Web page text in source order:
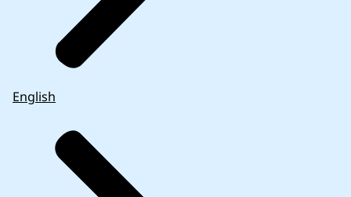
English